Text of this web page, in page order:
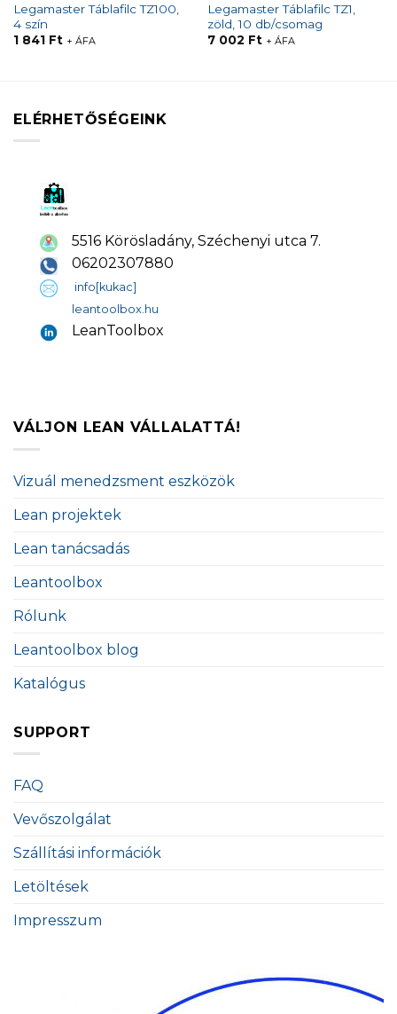
Legamaster Táblafilc TZ100,
4 szín
1 841 Ft + ÁFA
Legamaster Táblafilc TZ1,
zöld, 10 db/csomag
7 002 Ft + ÁFA
ELÉRHETŐSÉGEINK
5516 Körösladány, Széchenyi utca 7.
06202307880
info[kukac]
leantoolbox.hu
LeanToolbox
VÁLJON LEAN VÁLLALATTÁ!
Vizuál menedzsment eszközök
Lean projektek
Lean tanácsadás
Leantoolbox
Rólunk
Leantoolbox blog
Katalógus
SUPPORT
FAQ
Vevőszolgálat
Szállítási információk
Letöltések
Impresszum